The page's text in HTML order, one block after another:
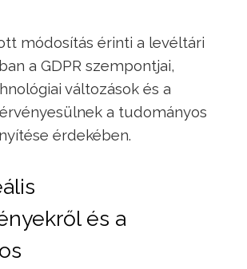
módosítás érinti a levéltári
a GDPR szempontjai,
változások és a
a tudományos
érdekében.
és a